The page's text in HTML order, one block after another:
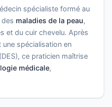
spécialiste formé au
maladies de la peau,
et du cuir chevelu. Après
spécialisation en
ce praticien maîtrise
médicale,